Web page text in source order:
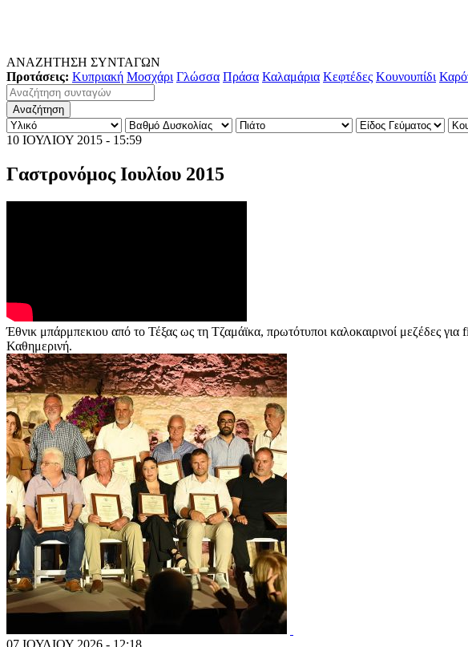
ΑΝΑΖΗΤΗΣΗ ΣΥΝΤΑΓΩΝ
Προτάσεις: Κυπριακή Μοσχάρι Γλώσσα Πράσα Καλαμάρια Κεφτέδες Κουνουπίδι
10 ΙΟΥΛΙΟΥ 2015 - 15:59
Γαστρονόμος Ιουλίου 2015
Έθνικ μπάρμπεκιου από το Τέξας ως τη Τζαμάϊκα, πρωτότυποι καλοκαιρινοί μεζέδες
Καθημερινή.
07 ΙΟΥΛΙΟΥ 2026 - 12:18